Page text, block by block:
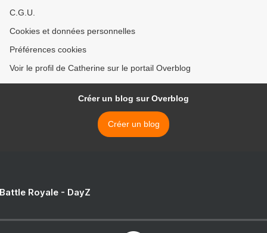
C.G.U.
Cookies et données personnelles
Préférences cookies
Voir le profil de Catherine sur le portail Overblog
Créer un blog sur Overblog
Créer un blog
Royale - DayZ